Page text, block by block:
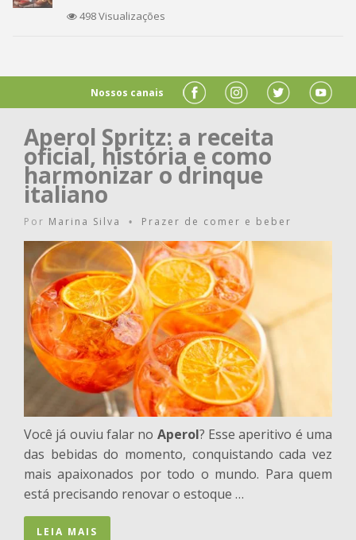
498 Visualizações
Nossos canais
Aperol Spritz: a receita
oficial, história e como
harmonizar o drinque
italiano
Por Marina Silva • Prazer de comer e beber
Você já ouviu falar no Aperol? Esse aperitivo é uma
das bebidas do momento, conquistando cada vez
mais apaixonados por todo o mundo. Para quem
está precisando renovar o estoque …
LEIA MAIS